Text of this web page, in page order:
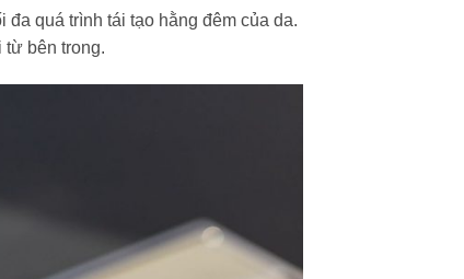
quá trình tái tạo hằng đêm của da.
bên trong.